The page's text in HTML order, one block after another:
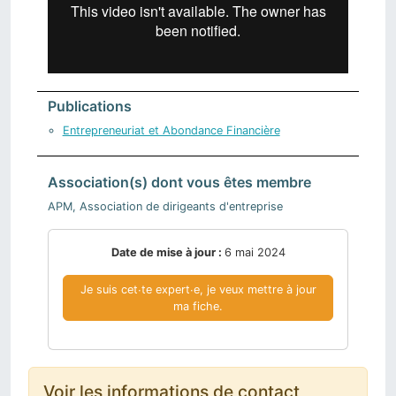
Publications
Entrepreneuriat et Abondance Financière
Association(s) dont vous êtes membre
APM, Association de dirigeants d'entreprise
Date de mise à jour : 6 mai 2024
Je suis cet∙te expert∙e, je veux mettre à jour
ma fiche.